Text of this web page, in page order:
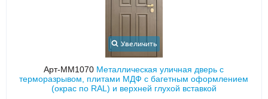
Увеличить
Арт-ММ1070 Металлическая уличная дверь с
терморазрывом, плитами МДФ с багетным оформлением
(окрас по RAL) и верхней глухой вставкой